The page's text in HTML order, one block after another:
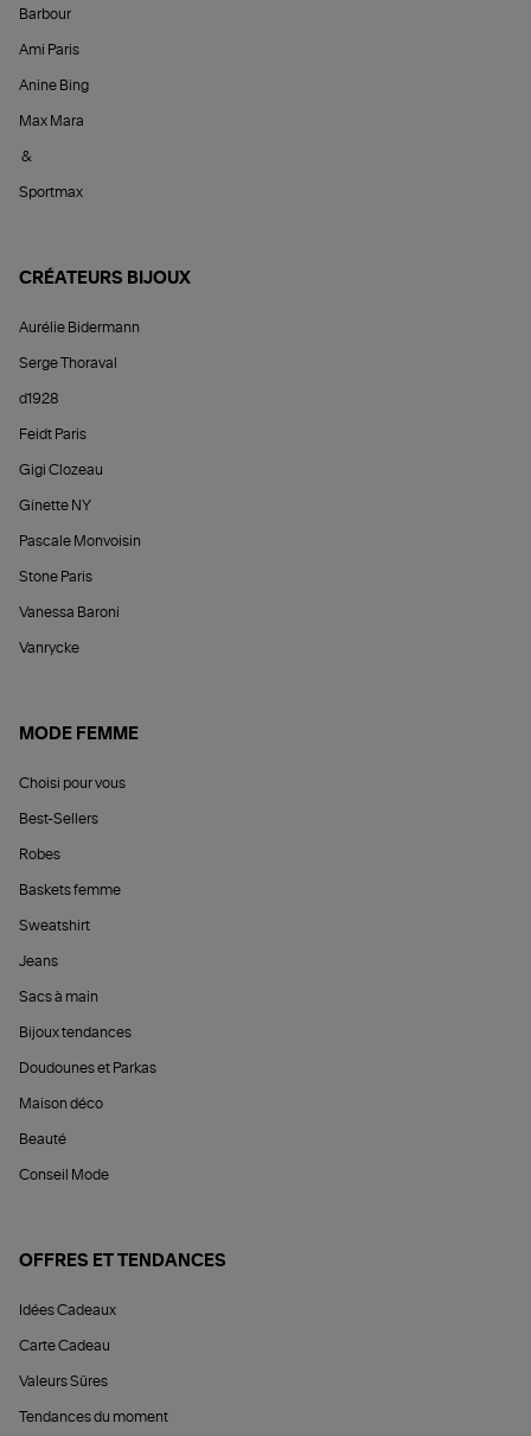
Barbour
Ami Paris
Anine Bing
Max Mara
&
Sportmax
CRÉATEURS BIJOUX
Aurélie Bidermann
Serge Thoraval
d1928
Feidt Paris
Gigi Clozeau
Ginette NY
Pascale Monvoisin
Stone Paris
Vanessa Baroni
Vanrycke
MODE FEMME
Choisi pour vous
Best-Sellers
Robes
Baskets femme
Sweatshirt
Jeans
Sacs à main
Bijoux tendances
Doudounes et Parkas
Maison déco
Beauté
Conseil Mode
OFFRES ET TENDANCES
Idées Cadeaux
Carte Cadeau
Valeurs Sûres
Tendances du moment